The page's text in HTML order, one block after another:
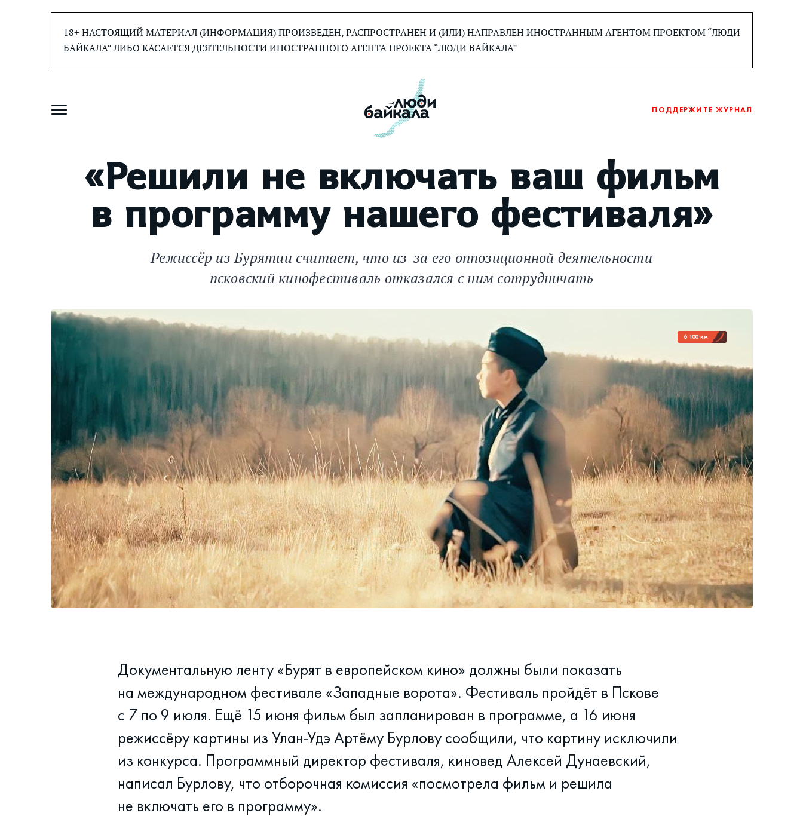
18+ НАСТОЯЩИЙ МАТЕРИАЛ (ИНФОРМАЦИЯ) ПРОИЗВЕДЕН, РАСПРОСТРАНЕН И (ИЛИ) НАПРАВЛЕН ИНОСТРАННЫМ АГЕНТОМ ПРОЕКТОМ “ЛЮДИ
БАЙКАЛА” ЛИБО КАСАЕТСЯ ДЕЯТЕЛЬНОСТИ ИНОСТРАННОГО АГЕНТА ПРОЕКТА “ЛЮДИ БАЙКАЛА”
ПОДДЕРЖИТЕ ЖУРНАЛ
«Решили не включать ваш фильм
в программу нашего фестиваля»
Режиссёр из Бурятии считает, что из-за его оппозиционной деятельности
псковский кинофестиваль отказался с ним сотрудничать
6 100 км
Документальную ленту «Бурят в европейском кино» должны были показать
на международном фестивале «Западные ворота». Фестиваль пройдёт в Пскове
с 7 по 9 июля. Ещё 15 июня фильм был запланирован в программе, а 16 июня
режиссёру картины из Улан-Удэ Артёму Бурлову сообщили, что картину исключили
из конкурса. Программный директор фестиваля, киновед Алексей Дунаевский,
написал Бурлову, что отборочная комиссия «посмотрела фильм и решила
не включать его в программу».